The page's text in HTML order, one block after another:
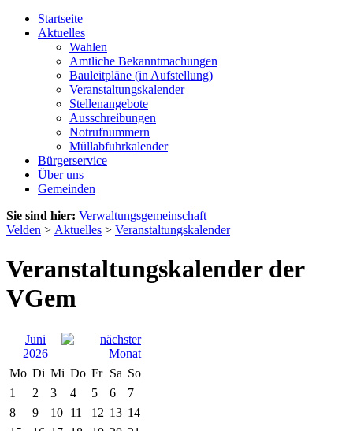
Startseite
Aktuelles
Wahlen
Amtliche Bekanntmachungen
Bauleitpläne (in Aufstellung)
Veranstaltungskalender
Stellenangebote
Ausschreibungen
Notrufnummern
Müllabfuhrkalender
Bürgerservice
Über uns
Gemeinden
Sie sind hier: Verwaltungsgemeinschaft
Velden > Aktuelles > Veranstaltungskalender
Veranstaltungskalender der
VGem
Juni
2026
Mo Di Mi Do Fr Sa So
1
2 3 4 5 6
7
8
9 10 11 12 13 14